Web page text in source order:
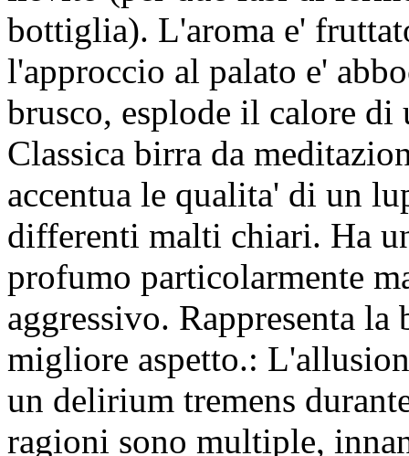
bottiglia). L'aroma e'
l'approccio al palato e'
brusco, esplode il calore
Classica birra da
accentua le qualita' di un
differenti malti chiari. Ha
profumo particolarmente
aggressivo. Rappresenta
migliore aspetto.:
un delirium tremens
ragioni sono multiple,